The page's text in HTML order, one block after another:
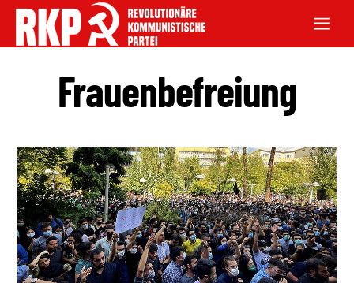
Frauenbefreiung